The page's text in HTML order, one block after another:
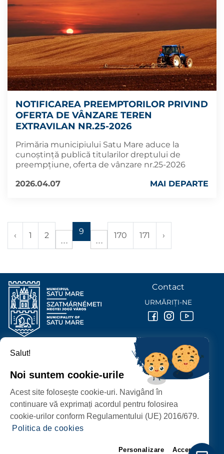
NOTIFICAREA PREEMPTORILOR PRIVIND
OFERTA DE VÂNZARE TEREN
EXTRAVILAN NR.25-2026
Primăria municipiului Satu Mare aduce la
cunoștință publică titularilor dreptului de
preempțiune, oferta de vânzare nr.25-2026
2026.04.07
MAI DEPARTE
‹ 1 2 9 170 171 ›
PROTECȚIA DATELOR PERSONALE
PRIMĂRIA MUNICIPIULUI
P-ȚA 25 OCTOMBRIE, NR. 1 CORP M, 440026 SATU MARE
Contact
URMĂRIȚI-NE
Salut!
Noi suntem cookie-urile
Acest site folosește cookie-uri. Navigând în
continuare vă exprimați acordul pentru folosirea
cookie-urilor conform Regulamentului (UE) 2016/679.
Politica de cookies
Personalizare Accept